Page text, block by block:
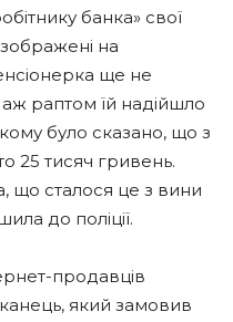
банка» свої
на
ще не
аж раптом їй надійшло
було сказано, що з
25 тисяч гривень.
що сталося це з вини
до поліції.
продавців
який замовив